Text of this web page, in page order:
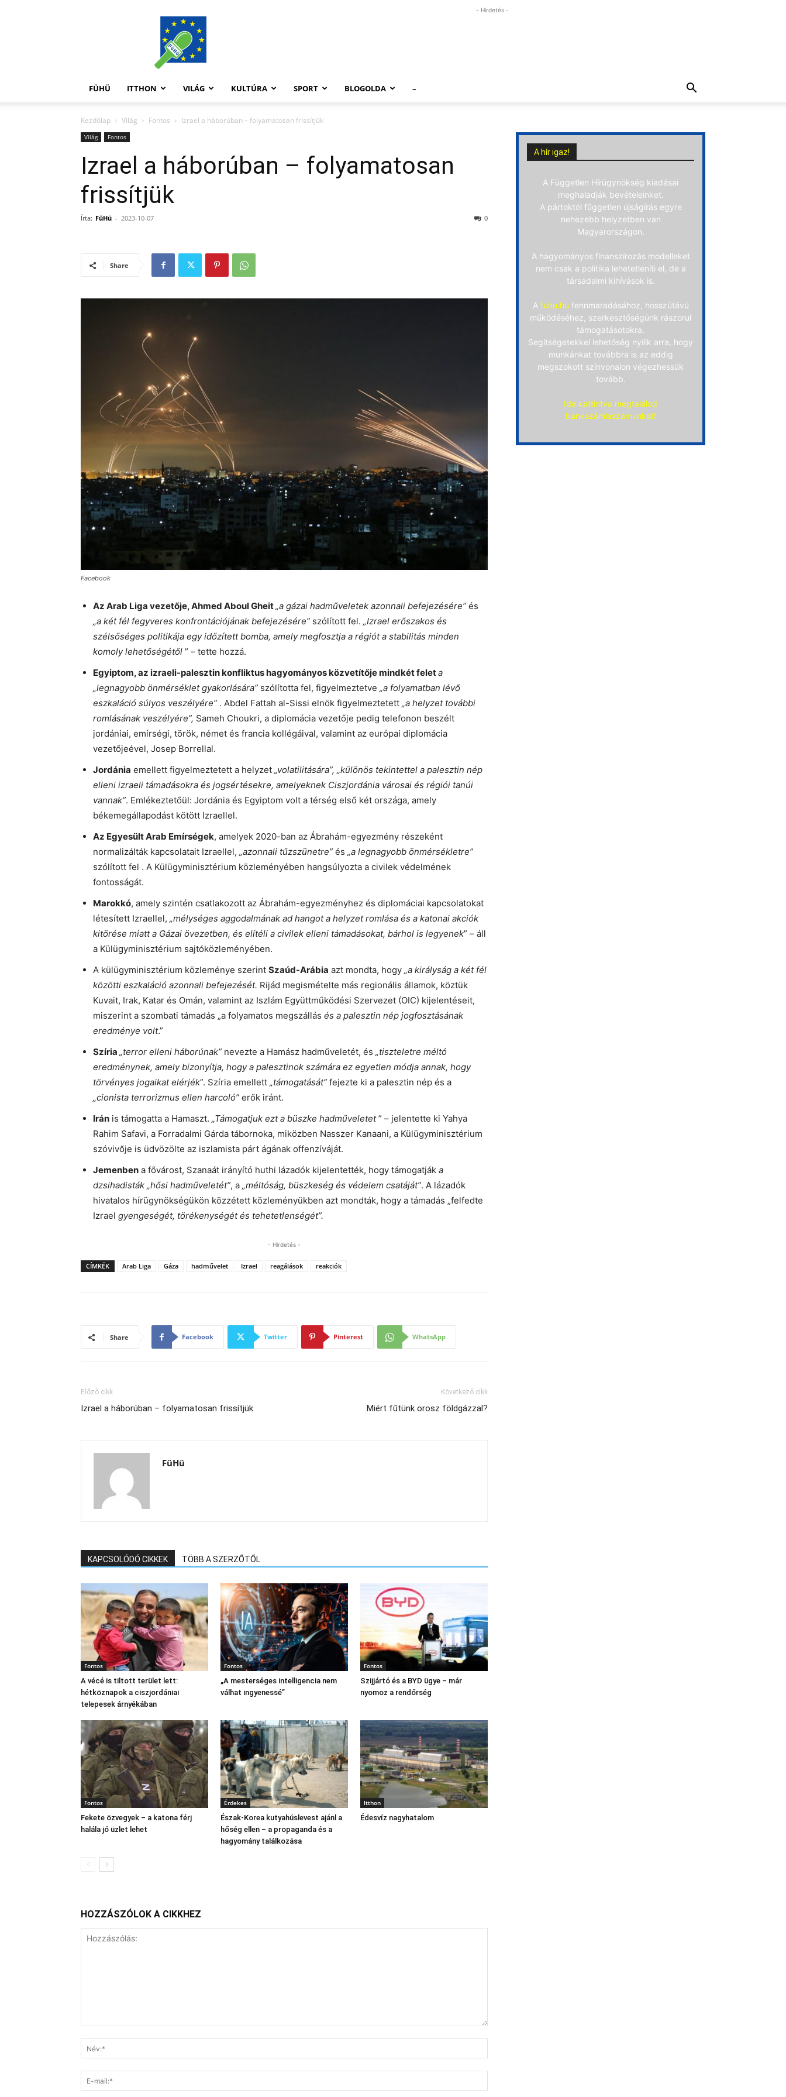
FüHü
- Hirdetés -
FÜHÜ ITTHON VILÁG KULTÚRA SPORT BLOGOLDA –
Kezdőlap Világ Fontos Izrael a háborúban – folyamatosan frissítjük
Világ Fontos
Izrael a háborúban – folyamatosan
frissítjük
Írta: FüHü - 2023-10-07 0
Share
Facebook
Az Arab Liga vezetője, Ahmed Aboul Gheit„a gázai hadműveletek azonnali befejezésére” és
„a két fél fegyveres konfrontációjának befejezésére” szólított fel. „Izrael erőszakos és
szélsőséges politikája egy időzített bomba, amely megfosztja a régiót a stabilitás minden
komoly lehetőségétől ” – tette hozzá.
Egyiptom, az izraeli-palesztin konfliktus hagyományos közvetítője mindkét feleta
„legnagyobb önmérséklet gyakorlására” szólította fel, figyelmeztetve „a folyamatban lévő
eszkaláció súlyos veszélyére” . Abdel Fattah al-Sissi elnök figyelmeztetett „a helyzet további
romlásának veszélyére”, Sameh Choukri, a diplomácia vezetője pedig telefonon beszélt
jordániai, emírségi, török, német és francia kollégáival, valamint az európai diplomácia
vezetőjeével, Josep Borrellal.
Jordánia emellett figyelmeztetett a helyzet „volatilitására”, „különös tekintettel a palesztin nép
elleni izraeli támadásokra és jogsértésekre, amelyeknek Ciszjordánia városai és régiói tanúi
vannak”. Emlékeztetőül: Jordánia és Egyiptom volt a térség első két országa, amely
békemegállapodást kötött Izraellel.
Az Egyesült Arab Emírségek, amelyek 2020-ban az Ábrahám-egyezmény részeként
normalizálták kapcsolatait Izraellel, „azonnali tűzszünetre” és „a legnagyobb önmérsékletre”
szólított fel . A Külügyminisztérium közleményében hangsúlyozta a civilek védelmének
fontosságát.
Marokkó, amely szintén csatlakozott az Ábrahám-egyezményhez és diplomáciai kapcsolatokat
létesített Izraellel, „mélységes aggodalmának ad hangot a helyzet romlása és a katonai akciók
kitörése miatt a Gázai övezetben, és elítéli a civilek elleni támadásokat, bárhol is legyenek” – áll
a Külügyminisztérium sajtóközleményében.
A külügyminisztérium közleménye szerint Szaúd-Arábia azt mondta, hogy „a királyság a két fél
közötti eszkaláció azonnali befejezését. Rijád megismételte más regionális államok, köztük
Kuvait, Irak, Katar és Omán, valamint az Iszlám Együttműködési Szervezet (OIC) kijelentéseit,
miszerint a szombati támadás „a folyamatos megszállás és a palesztin nép jogfosztásának
eredménye volt.”
Szíria „terror elleni háborúnak” nevezte a Hamász hadműveletét, és „tiszteletre méltó
eredménynek, amely bizonyítja, hogy a palesztinok számára ez egyetlen módja annak, hogy
törvényes jogaikat elérjék”. Szíria emellett „támogatását” fejezte ki a palesztin nép és a
„cionista terrorizmus ellen harcoló” erők iránt.
Irán is támogatta a Hamaszt. „Támogatjuk ezt a büszke hadműveletet” – jelentette ki Yahya
Rahim Safavi, a Forradalmi Gárda tábornoka, miközben Nasszer Kanaani, a Külügyminisztérium
szóvivője is üdvözölte az iszlamista párt ágának offenzíváját.
Jemenben a fővárost, Szanaát irányító huthi lázadók kijelentették, hogy támogatják a
dzsihadisták „hősi hadműveletét”, a „méltóság, büszkeség és védelem csatáját”. A lázadók
hivatalos hírügynökségükön közzétett közleményükben azt mondták, hogy a támadás „felfedte
Izrael gyengeségét, törékenységét és tehetetlenségét”.
- Hirdetés -
CÍMKÉK Arab Liga Gáza hadművelet Izrael reagálások reakciók
Share Facebook Twitter Pinterest WhatsApp
Előző cikk
Izrael a háborúban – folyamatosan frissítjük
Következő cikk
Miért fűtünk orosz földgázzal?
FüHü
KAPCSOLÓDÓ CIKKEK TÖBB A SZERZŐTŐL
Fontos
A vécé is tiltott terület lett:
hétköznapok a ciszjordániai
telepesek árnyékában
Fontos
„A mesterséges intelligencia nem
válhat ingyenessé”
Fontos
Szijjártó és a BYD ügye – már
nyomoz a rendőrség
Fontos
Fekete özvegyek – a katona férj
halála jó üzlet lehet
Érdekes
Észak‑Korea kutyahúslevest ajánl a
hőség ellen – a propaganda és a
hagyomány találkozása
Itthon
Édesvíz nagyhatalom
HOZZÁSZÓLOK A CIKKHEZ
A hír igaz!
A Független Hírügynökség kiadásai
meghaladják bevételeinket.
A pártoktól független újságírás egyre
nehezebb helyzetben van
Magyarországon.
A hagyományos finanszírozás modelleket
nem csak a politika lehetetleníti el, de a
társadalmi kihívások is.
A fuhu.hu fennmaradásához, hosszútávú
működéséhez, szerkesztőségünk rászorul
támogatásotokra.
Segítségetekkel lehetőség nyílik arra, hogy
munkánkat továbbra is az eddig
megszokott színvonalon végezhessük
tovább.
Ide kattintva megtalálod
bankszámlaszámunkat!